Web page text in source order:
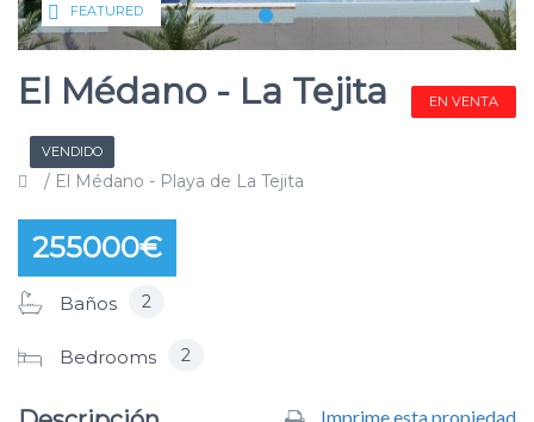
FEATURED
El Médano - La Tejita EN VENTA
VENDIDO
/ El Médano - Playa de La Tejita
255000€
Baños 2
Bedrooms 2
Imprime esta propiedad